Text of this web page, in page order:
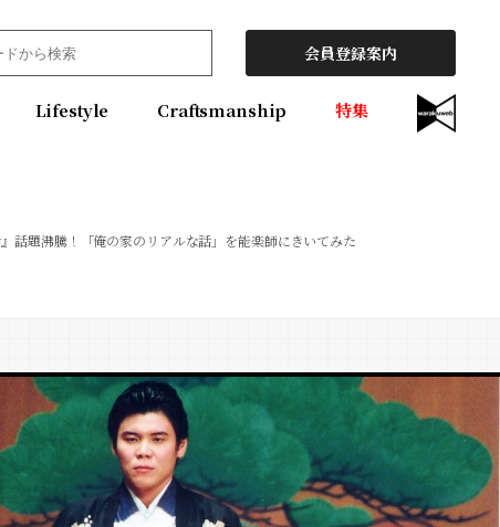
会員登録案内
Lifestyle Craftsmanship 特集
話題沸騰！「俺の家のリアルな話」を能楽師にきいてみた